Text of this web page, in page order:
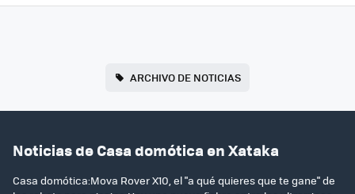
ARCHIVO DE NOTICIAS
Noticias de Casa domótica en Xataka
Casa domótica:Mova Rover X10, el "a qué quieres que te gane" de